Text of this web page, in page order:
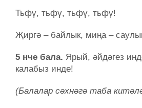
Тьфү, тьфү, тьфү, тьфү!
Җиргә – байлык, миңа –
5 нче бала. Ярый, әйдәгез
калабыз инде!
(Балалар сәхнәгә таба